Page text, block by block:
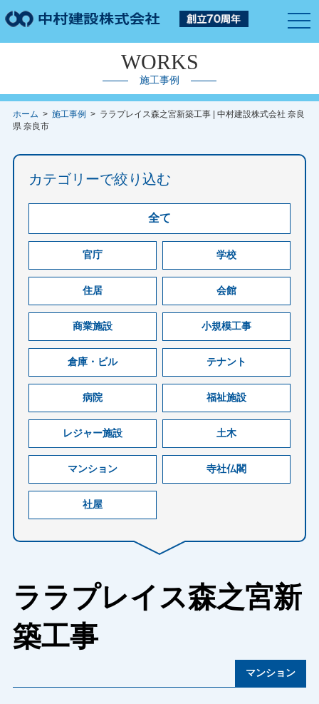
WORKS
施工事例
ホーム > 施工事例 > ララプレイス森之宮新築工事 | 中村建設株式会社 奈良
県 奈良市
カテゴリーで絞り込む
全て
官庁 学校
住居 会館
商業施設 小規模工事
倉庫・ビル テナント
病院 福祉施設
レジャー施設 土木
マンション 寺社仏閣
社屋
ララプレイス森之宮新
築工事
マンション